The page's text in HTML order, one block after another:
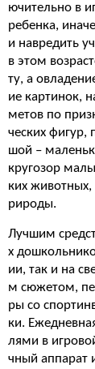
ючительно в
ребенка,
и навредить
в этом
ту, а
ие картинок,
метов по
ческих
шой –
кругозор
ких
рироды.
Лучшим
х
ии, так и на
м сюжетом,
ры со
ки.
лями в
чный аппарат